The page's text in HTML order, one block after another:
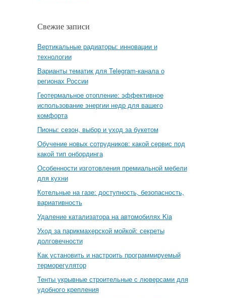
Свежие записи
Вертикальные радиаторы: инновации и
технологии
Варианты тематик для Telegram-канала о
регионах России
Геотермальное отопление: эффективное
использование энергии недр для вашего
комфорта
Пионы: сезон, выбор и уход за букетом
Обучение новых сотрудников: какой сервис под
какой тип онбординга
Особенности изготовления премиальной мебели
для кухни
Котельные на газе: доступность, безопасность,
вариативность
Удаление катализатора на автомобилях Kia
Уход за парикмахерской мойкой: секреты
долговечности
Как установить и настроить программируемый
терморегулятор
Тенты укрывные строительные с люверсами для
удобного крепления